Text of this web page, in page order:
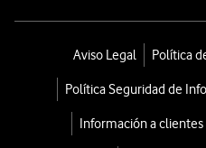
Aviso Legal Política
Política Seguridad de
Información a clientes